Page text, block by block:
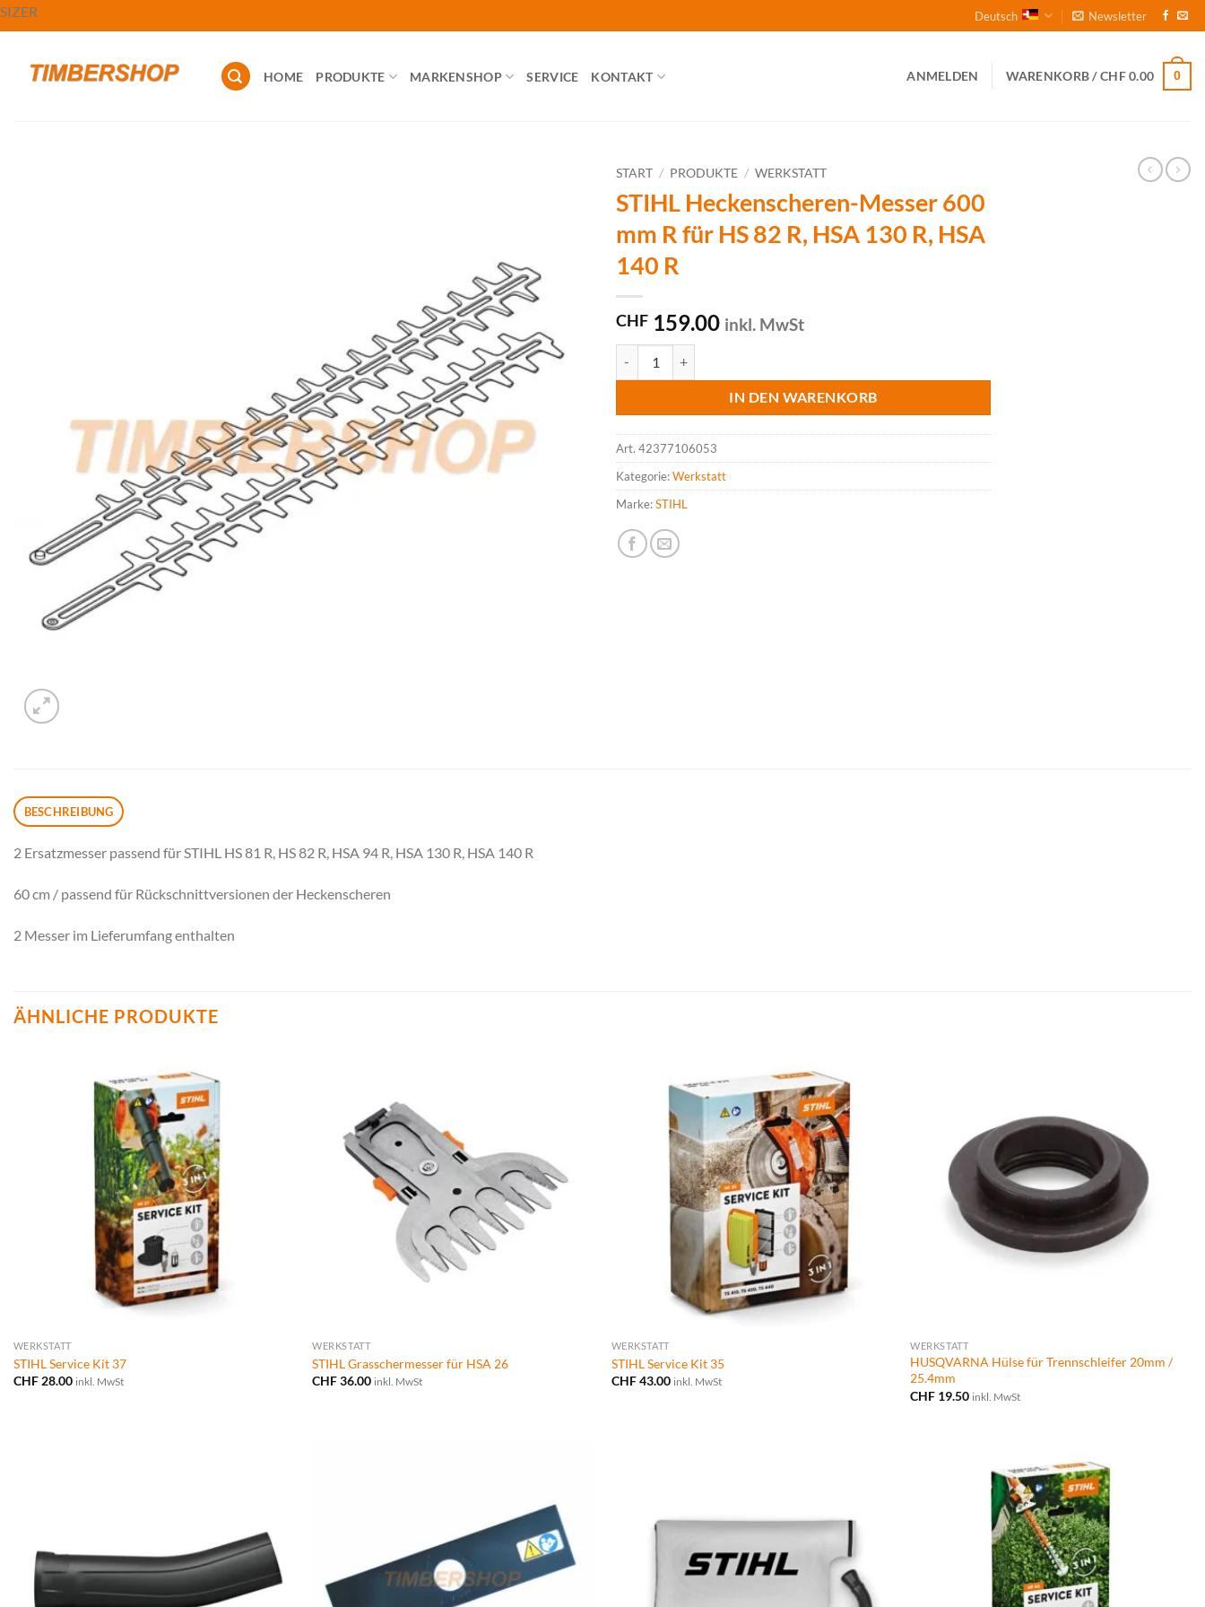
Zum
Inhalt
Deutsch Newsletter
HOME PRODUKTE MARKENSHOP SERVICE KONTAKT ANMELDEN WARENKORB /CHF0.00 0
START / PRODUKTE / WERKSTATT
STIHL Heckenscheren-Messer 600
mm R für HS 82 R, HSA 130 R, HSA
140 R
CHF 159.00 inkl. MwSt
IN DEN WARENKORB
Art. 42377106053
Kategorie:Werkstatt
Marke:STIHL
BESCHREIBUNG
2 Ersatzmesser passend für STIHL HS 81 R, HS 82 R, HSA 94 R, HSA 130 R, HSA 140 R
60 cm / passend für Rückschnittversionen der Heckenscheren
2 Messer im Lieferumfang enthalten
ÄHNLICHE PRODUKTE
WERKSTATT
STIHL Service Kit 37
CHF28.00 inkl. MwSt
WERKSTATT
STIHL Grasschermesser für HSA 26
CHF36.00 inkl. MwSt
WERKSTATT
STIHL Service Kit 35
CHF43.00 inkl. MwSt
WERKSTATT
HUSQVARNA Hülse für Trennschleifer 20mm /
25.4mm
CHF 19.50 inkl. MwSt
SIZER